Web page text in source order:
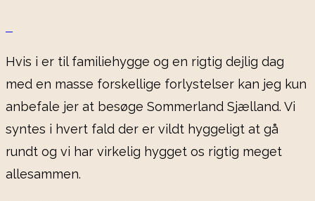
Hvis i er til familiehygge og en rigtig dejlig dag
med en masse forskellige forlystelser kan jeg kun
anbefale jer at besøge Sommerland Sjælland. Vi
syntes i hvert fald der er vildt hyggeligt at gå
rundt og vi har virkelig hygget os rigtig meget
allesammen.